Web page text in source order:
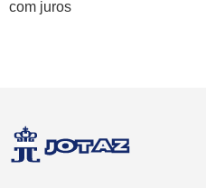
com juros